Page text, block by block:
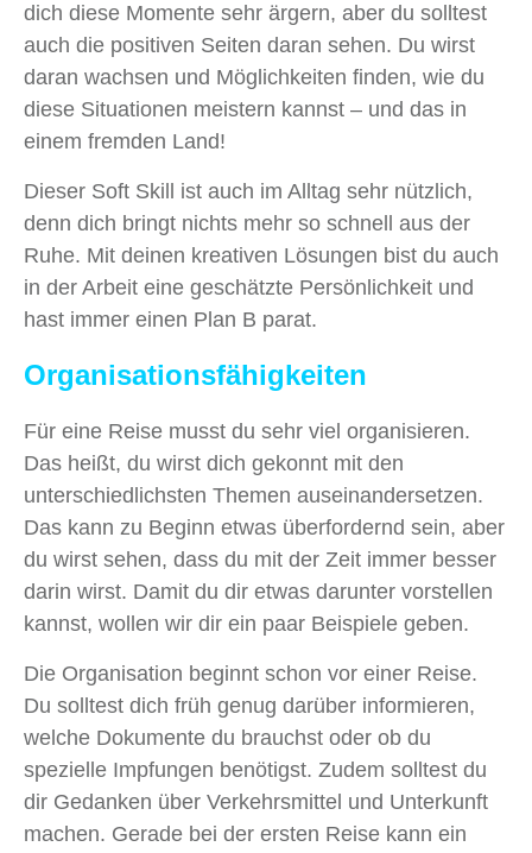
dich diese Momente sehr ärgern, aber du solltest
auch die positiven Seiten daran sehen. Du wirst
daran wachsen und Möglichkeiten finden, wie du
diese Situationen meistern kannst – und das in
einem fremden Land!
Dieser Soft Skill ist auch im Alltag sehr nützlich,
denn dich bringt nichts mehr so schnell aus der
Ruhe. Mit deinen kreativen Lösungen bist du auch
in der Arbeit eine geschätzte Persönlichkeit und
hast immer einen Plan B parat.
Organisationsfähigkeiten
Für eine Reise musst du sehr viel organisieren.
Das heißt, du wirst dich gekonnt mit den
unterschiedlichsten Themen auseinandersetzen.
Das kann zu Beginn etwas überfordernd sein, aber
du wirst sehen, dass du mit der Zeit immer besser
darin wirst. Damit du dir etwas darunter vorstellen
kannst, wollen wir dir ein paar Beispiele geben.
Die Organisation beginnt schon vor einer Reise.
Du solltest dich früh genug darüber informieren,
welche Dokumente du brauchst oder ob du
spezielle Impfungen benötigst. Zudem solltest du
dir Gedanken über Verkehrsmittel und Unterkunft
machen. Gerade bei der ersten Reise kann ein